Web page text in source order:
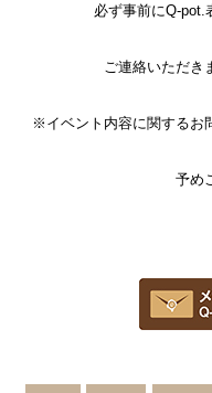
必ず事前にQ-pot.
ご連絡いただき
※イベント内容に関するお
予め